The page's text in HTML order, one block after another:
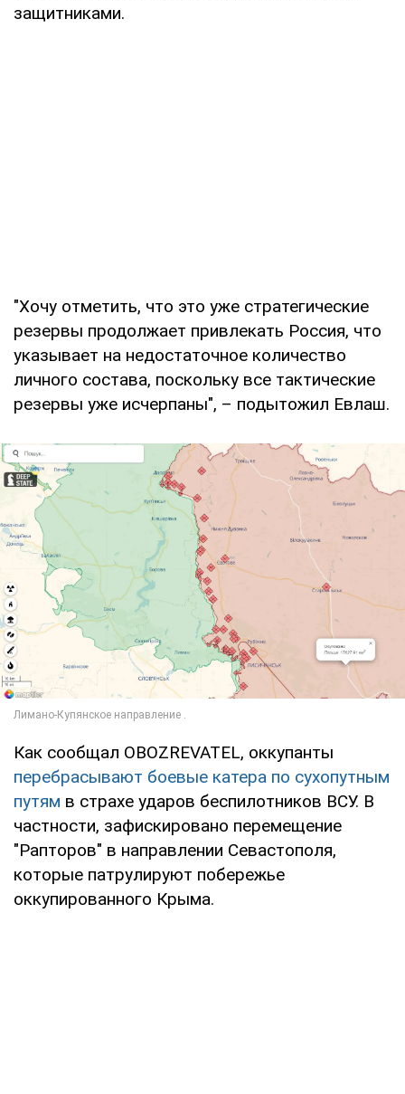
защитниками.
"Хочу отметить, что это уже стратегические
резервы продолжает привлекать Россия, что
указывает на недостаточное количество
личного состава, поскольку все тактические
резервы уже исчерпаны", – подытожил Евлаш.
Как сообщал OBOZREVATEL, оккупанты
перебрасывают боевые катера по сухопутным
путям в страхе ударов беспилотников ВСУ. В
частности, зафискировано перемещение
"Рапторов" в направлении Севастополя,
которые патрулируют побережье
оккупированного Крыма.